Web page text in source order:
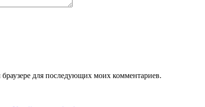
для последующих моих комментариев.